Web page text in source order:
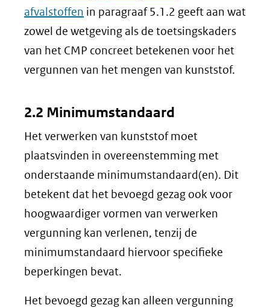
afvalstoffen in paragraaf 5.1.2 geeft aan wat
zowel de wetgeving als de toetsingskaders
van het CMP concreet betekenen voor het
vergunnen van het mengen van kunststof.
2.2 Minimumstandaard
Het verwerken van kunststof moet
plaatsvinden in overeenstemming met
onderstaande minimumstandaard(en). Dit
betekent dat het bevoegd gezag ook voor
hoogwaardiger vormen van verwerken
vergunning kan verlenen, tenzij de
minimumstandaard hiervoor specifieke
beperkingen bevat.
Het bevoegd gezag kan alleen vergunning